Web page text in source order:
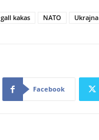
gall kakas NATO Ukrajna
Facebook